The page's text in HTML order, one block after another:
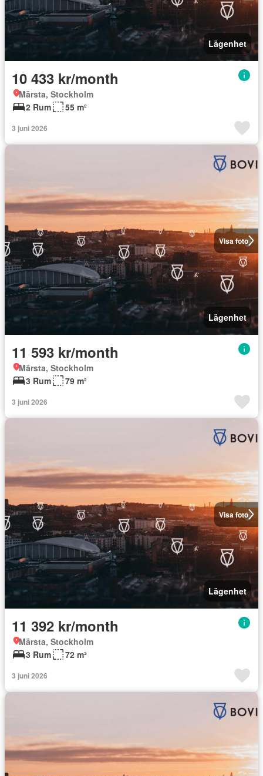
Lägenhet
10 433 kr/month
Märsta, Stockholm
2 Rum
55 m²
3 juni 2026
Visa foto
Lägenhet
11 593 kr/month
Märsta, Stockholm
3 Rum
79 m²
3 juni 2026
Visa foto
Lägenhet
11 392 kr/month
Märsta, Stockholm
3 Rum
72 m²
3 juni 2026